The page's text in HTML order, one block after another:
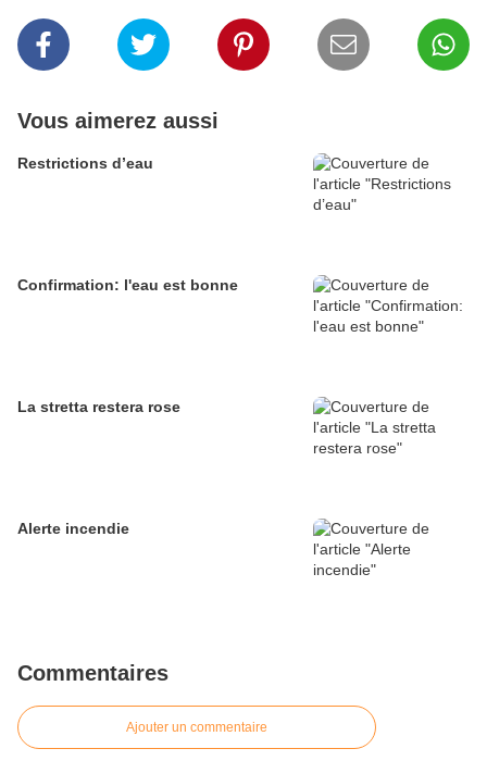
Vous aimerez aussi
Restrictions d’eau
Confirmation: l'eau est bonne
La stretta restera rose
Alerte incendie
Commentaires
Ajouter un commentaire